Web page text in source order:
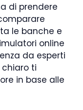
di prendere
le banche e
online
da esperti
ti
in base alle